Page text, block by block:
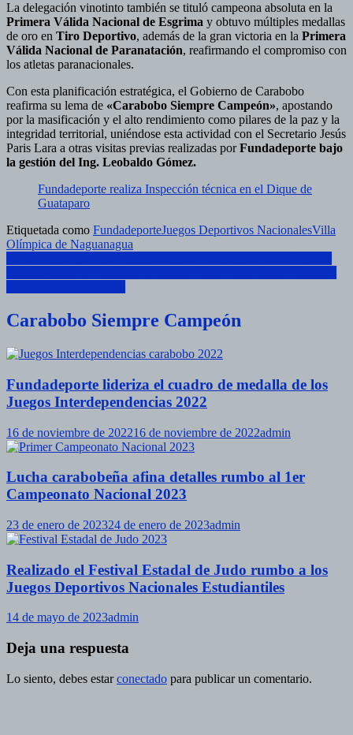
La delegación vinotinto también se tituló campeona absoluta en la
Primera Válida Nacional de Esgrima y obtuvo múltiples medallas
de oro en Tiro Deportivo, además de la gran victoria en la Primera
Válida Nacional de Paranatación, reafirmando el compromiso con
los atletas paranacionales.
Con esta planificación estratégica, el Gobierno de Carabobo
reafirma su lema de «Carabobo Siempre Campeón», apostando
por la masificación y el alto rendimiento como pilares de la paz y la
integridad territorial, uniéndose esta actividad con el Secretario Jesús
Paris Lara a otras visitas previas realizadas porFundadeporte bajo
la gestión del Ing. Leobaldo Gómez.
Fundadeporte realiza Inspección técnica en el Dique de
Guataparo
Etiquetada como FundadeporteJuegos Deportivos NacionalesVilla
Olímpica de Naguanagua
Navegación
de
Carabobo Siempre Campeón
Fundadeporte lideriza el cuadro de medalla de los
Juegos Interdependencias 2022
16 de noviembre de 202216 de noviembre de 2022admin
Lucha carabobeña afina detalles rumbo al 1er
Campeonato Nacional 2023
23 de enero de 202324 de enero de 2023admin
Realizado el Festival Estadal de Judo rumbo a los
Juegos Deportivos Nacionales Estudiantiles
14 de mayo de 2023admin
Deja una respuesta
Lo siento, debes estarconectado para publicar un comentario.